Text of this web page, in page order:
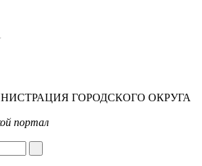
ГОРОДСКОГО ОКРУГА
портал